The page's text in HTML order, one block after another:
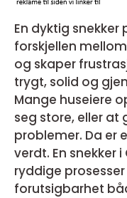
En dyktig
forskjellen
og skaper
trygt, solid og
Mange huseiere
seg store, eller at
problemer. Da er
verdt. En snekker
ryddige
forutsigbarhet